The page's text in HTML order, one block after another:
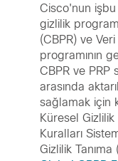
Cisco'nun işbu
gizlilik
(CBPR) ve
programının
CBPR ve PRP
arasında
sağlamak için
Küresel Gizlilik
Kuralları
Gizlilik